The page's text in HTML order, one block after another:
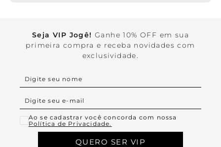
Seja VIP Jogê! Ganhe 10% OFF em sua
primeira compra e receba novidades com
exclusividade.
Ao se cadastrar você concorda com nossa
Política de Privacidade.
QUERO SER VIP